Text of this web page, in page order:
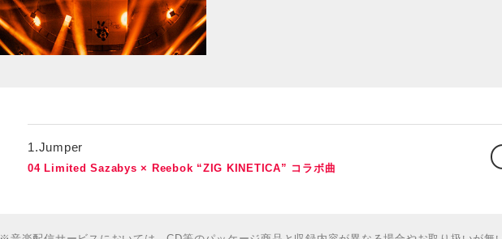
1.Jumper
04 Limited Sazabys × Reebok “ZIG KINETICA” コラボ曲